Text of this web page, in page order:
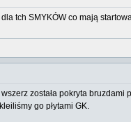
tch SMYKÓW co mają
została pokryta
go płytami GK.